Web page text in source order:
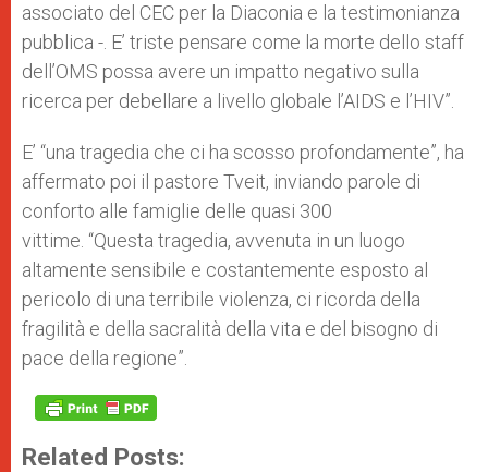
associato del CEC per la Diaconia e la testimonianza
pubblica -. E’ triste pensare come la morte dello staff
dell’OMS possa avere un impatto negativo sulla
ricerca per debellare a livello globale l’AIDS e l’HIV”.
E’ “una tragedia che ci ha scosso profondamente”, ha
affermato poi il pastore Tveit, inviando parole di
conforto alle famiglie delle quasi 300
vittime. “Questa tragedia, avvenuta in un luogo
altamente sensibile e costantemente esposto al
pericolo di una terribile violenza, ci ricorda della
fragilità e della sacralità della vita e del bisogno di
pace della regione”.
Related Posts: